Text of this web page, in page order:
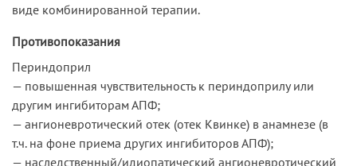
виде комбинированной терапии.
Противопоказания
Периндоприл
— повышенная чувствительность к периндоприлу или
другим ингибиторам АПФ;
— ангионевротический отек (отек Квинке) в анамнезе (в
т.ч. на фоне приема других ингибиторов АПФ);
— наследственный/идиопатический ангионевротический